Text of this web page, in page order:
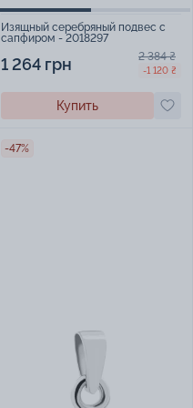
Изящный серебряный подвес с
сапфиром - 2018297
1 264 грн 2 384 ₴
-1 120 ₴
Купить
-47%